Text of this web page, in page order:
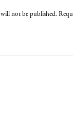
will not be published.